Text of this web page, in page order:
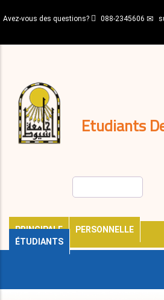
au
principal
Avez-vous des questions? 088-2345606
Etudiants
PRINCIPALE
PERSONNELLE
ÉTUDIANTS
décisions
Expatriés
Journal